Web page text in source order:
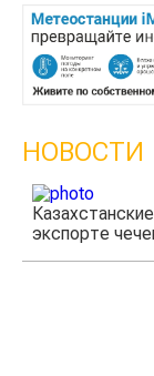
НОВОСТИ
экспорте